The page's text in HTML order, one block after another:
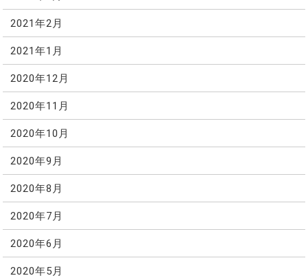
2021年2月
2021年1月
2020年12月
2020年11月
2020年10月
2020年9月
2020年8月
2020年7月
2020年6月
2020年5月